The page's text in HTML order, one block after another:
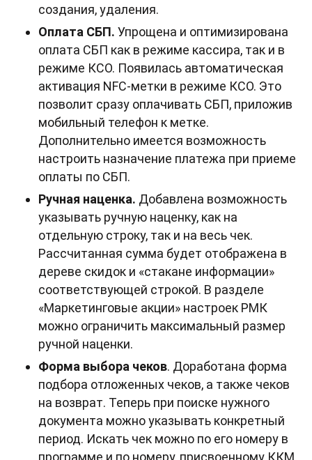
создания, удаления.
Оплата СБП. Упрощена и оптимизирована
оплата СБП как в режиме кассира, так и в
режиме КСО. Появилась автоматическая
активация NFC-метки в режиме КСО. Это
позволит сразу оплачивать СБП, приложив
мобильный телефон к метке.
Дополнительно имеется возможность
настроить назначение платежа при приеме
оплаты по СБП.
Ручная наценка. Добавлена возможность
указывать ручную наценку, как на
отдельную строку, так и на весь чек.
Рассчитанная сумма будет отображена в
дереве скидок и «стакане информации»
соответствующей строкой. В разделе
«Маркетинговые акции» настроек РМК
можно ограничить максимальный размер
ручной наценки.
Форма выбора чеков. Доработана форма
подбора отложенных чеков, а также чеков
на возврат. Теперь при поиске нужного
документа можно указывать конкретный
период. Искать чек можно по его номеру в